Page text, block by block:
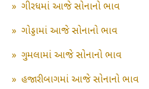
» ગીરધમાં આજે સોનાનો ભાવ
» ગોડ્ડામાં આજે સોનાનો ભાવ
» ગુમલામાં આજે સોનાનો ભાવ
» હજારીબાગમાં આજે સોનાનો ભાવ